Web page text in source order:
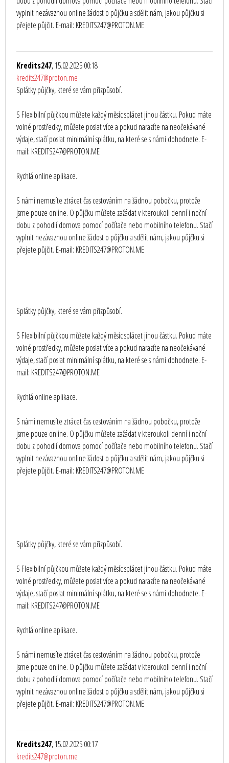
vyplnit nezávaznou online žádost o půjčku a sdělit nám, jakou půjčku si
přejete půjčit. E-mail: KREDITS247@PROTON.ME
Kredits247, 15.02.2025 00:18
kredits247@proton.me
Splátky půjčky, které se vám přizpůsobí.
S Flexibilní půjčkou můžete každý měsíc splácet jinou částku. Pokud máte
volné prostředky, můžete poslat více a pokud narazíte na neočekávané
výdaje, stačí poslat minimální splátku, na které se s námi dohodnete. E-
mail: KREDITS247@PROTON.ME
Rychlá online aplikace.
S námi nemusíte ztrácet čas cestováním na žádnou pobočku, protože
jsme pouze online. O půjčku můžete zažádat v kteroukoli denní i noční
dobu z pohodlí domova pomocí počítače nebo mobilního telefonu. Stačí
vyplnit nezávaznou online žádost o půjčku a sdělit nám, jakou půjčku si
přejete půjčit. E-mail: KREDITS247@PROTON.ME
Splátky půjčky, které se vám přizpůsobí.
S Flexibilní půjčkou můžete každý měsíc splácet jinou částku. Pokud máte
volné prostředky, můžete poslat více a pokud narazíte na neočekávané
výdaje, stačí poslat minimální splátku, na které se s námi dohodnete. E-
mail: KREDITS247@PROTON.ME
Rychlá online aplikace.
S námi nemusíte ztrácet čas cestováním na žádnou pobočku, protože
jsme pouze online. O půjčku můžete zažádat v kteroukoli denní i noční
dobu z pohodlí domova pomocí počítače nebo mobilního telefonu. Stačí
vyplnit nezávaznou online žádost o půjčku a sdělit nám, jakou půjčku si
přejete půjčit. E-mail: KREDITS247@PROTON.ME
Splátky půjčky, které se vám přizpůsobí.
S Flexibilní půjčkou můžete každý měsíc splácet jinou částku. Pokud máte
volné prostředky, můžete poslat více a pokud narazíte na neočekávané
výdaje, stačí poslat minimální splátku, na které se s námi dohodnete. E-
mail: KREDITS247@PROTON.ME
Rychlá online aplikace.
S námi nemusíte ztrácet čas cestováním na žádnou pobočku, protože
jsme pouze online. O půjčku můžete zažádat v kteroukoli denní i noční
dobu z pohodlí domova pomocí počítače nebo mobilního telefonu. Stačí
vyplnit nezávaznou online žádost o půjčku a sdělit nám, jakou půjčku si
přejete půjčit. E-mail: KREDITS247@PROTON.ME
Kredits247, 15.02.2025 00:17
kredits247@proton.me